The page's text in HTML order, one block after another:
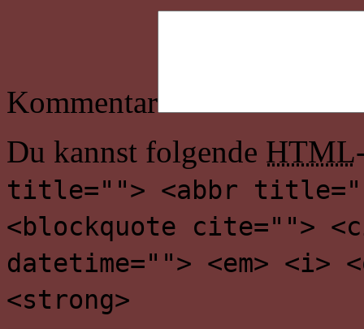
Kommentar
Du kannst folgende HTML
title=""> <abbr
<blockquote cite="">
datetime=""> <em>
<strong>